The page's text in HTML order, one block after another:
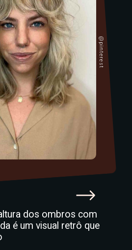
dos ombros com
é um visual retrô que
@pinterest